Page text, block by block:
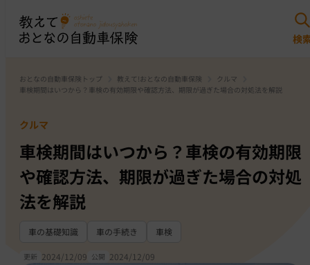
おとなの自動車保険トップ 教えて!おとなの自動車保険
クルマ
車検期間はいつから？車検の有効期限や確認方法、期限が過ぎた場合の対処法を解説
クルマ
車検期間はいつから？車検の有効期限
や確認方法、期限が過ぎた場合の対処
法を解説
車の基礎知識 車の手続き 車検
更新 2024/12/09 公開 2024/12/09